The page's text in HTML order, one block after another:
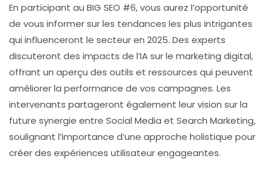
En participant au BIG SEO #6, vous aurez l’opportunité
de vous informer sur les tendances les plus intrigantes
qui influenceront le secteur en 2025. Des experts
discuteront des impacts de l’IAsur le marketing digital,
offrant un aperçu des outils et ressources qui peuvent
améliorer la performance de vos campagnes. Les
intervenants partageront également leur vision sur la
future synergie entre Social Media et Search Marketing,
soulignant l’importance d’une approche holistique pour
créer des expériences utilisateur engageantes.